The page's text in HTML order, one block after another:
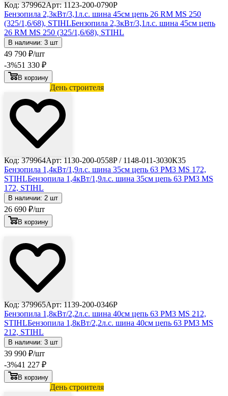
Код: 379962Арт: 1123-200-0790P
Бензопила 2,3кВт/3,1л.с. шина 45см цепь 26 RM MS 250
(325/1,6/68), STIHLБензопила 2,3кВт/3,1л.с. шина 45см цепь
26 RM MS 250 (325/1,6/68), STIHL
В наличии: 3 шт
49 790 ₽/шт
-3%51 330 ₽
В корзину
День строителя
Код: 379964Арт: 1130-200-0558P / 1148-011-3030К35
Бензопила 1,4кВт/1,9л.с. шина 35см цепь 63 PM3 MS 172,
STIHLБензопила 1,4кВт/1,9л.с. шина 35см цепь 63 PM3 MS
172, STIHL
В наличии: 2 шт
26 690 ₽/шт
В корзину
Код: 379965Арт: 1139-200-0346P
Бензопила 1,8кВт/2,2л.с. шина 40см цепь 63 PM3 MS 212,
STIHLБензопила 1,8кВт/2,2л.с. шина 40см цепь 63 PM3 MS
212, STIHL
В наличии: 3 шт
39 990 ₽/шт
-3%41 227 ₽
В корзину
День строителя